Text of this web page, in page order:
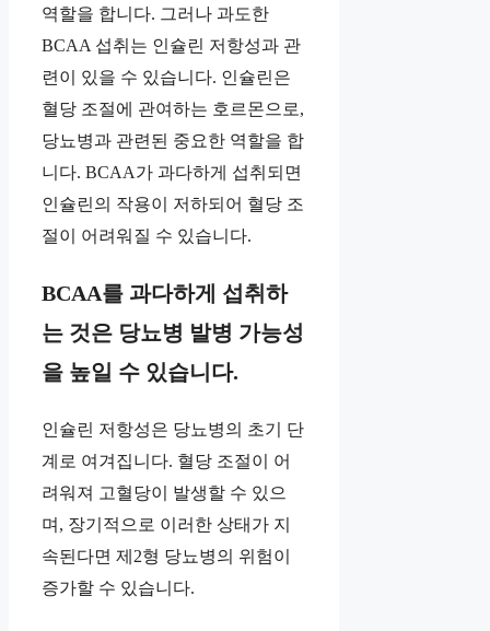
역할을 합니다. 그러나 과도한
BCAA 섭취는 인슐린 저항성과 관
련이 있을 수 있습니다. 인슐린은
혈당 조절에 관여하는 호르몬으로,
당뇨병과 관련된 중요한 역할을 합
니다. BCAA가 과다하게 섭취되면
인슐린의 작용이 저하되어 혈당 조
절이 어려워질 수 있습니다.
BCAA를 과다하게 섭취하
는 것은 당뇨병 발병 가능성
을 높일 수 있습니다.
인슐린 저항성은 당뇨병의 초기 단
계로 여겨집니다. 혈당 조절이 어
려워져 고혈당이 발생할 수 있으
며, 장기적으로 이러한 상태가 지
속된다면 제2형 당뇨병의 위험이
증가할 수 있습니다.